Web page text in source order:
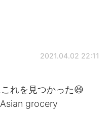
2021.04.02 22:11
れを見つかった😆
grocery